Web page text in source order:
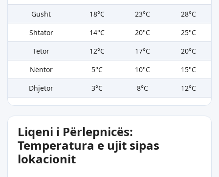
Gusht
18°C 23°C
28°C
Shtator
14°C 20°C
25°C
Tetor
12°C 17°C
20°C
Nëntor
5°C 10°C
15°C
Dhjetor
3°C 8°C 12°C
Liqeni i Përlepnicës:
Temperatura e ujit sipas
lokacionit